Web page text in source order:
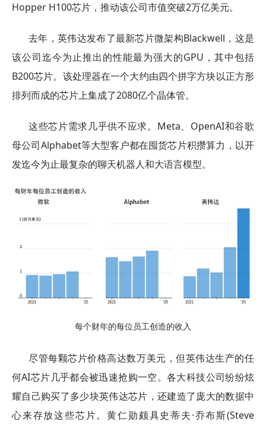
Hopper H100芯片，推动该公司市值突破2万亿美元。
去年，英伟达发布了最新芯片微架构Blackwell，这是
该公司迄今为止推出的性能最为强大的GPU，其中包括
B200芯片。该处理器在一个大约由四个拼字方块以正方形
排列而成的芯片上集成了2080亿个晶体管。
这些芯片需求几乎供不应求。Meta、OpenAI和谷歌
母公司Alphabet等大型客户都在囤货芯片积攒算力，以开
发迄今为止最复杂的聊天机器人和大语言模型。
每个财年的每位员工创造的收入
尽管每颗芯片价格高达数万美元，但英伟达生产的任
何AI芯片几乎都会被迅速抢购一空。各大科技公司纷纷炫
耀自己购买了多少块英伟达芯片，还建造了庞大的数据中
心来存放这些芯片。黄仁勋颇具史蒂夫·乔布斯(Steve